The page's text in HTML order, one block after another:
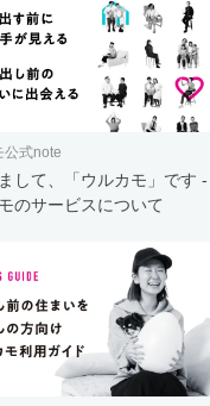
公式note
して、「ウルカモ」です -
のサービスについて